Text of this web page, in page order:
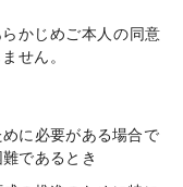
かじめご本人の同意
せん。
に必要がある場合で
であるとき